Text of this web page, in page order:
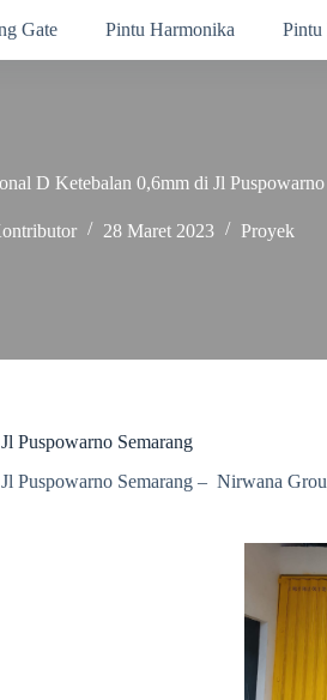
Gate Pintu Harmonika Pintu
D Ketebalan 0,6mm di Jl Puspowarno
28 Maret 2023 Proyek
Puspowarno Semarang
Puspowarno Semarang – Nirwana